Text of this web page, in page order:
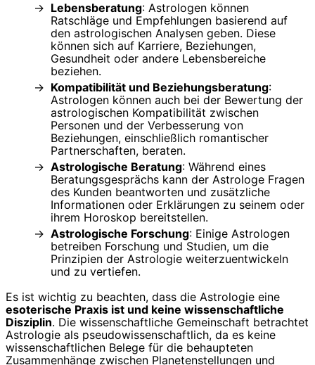
Lebensberatung: Astrologen können
Ratschläge und Empfehlungen basierend auf
den astrologischen Analysen geben. Diese
können sich auf Karriere, Beziehungen,
Gesundheit oder andere Lebensbereiche
beziehen.
Kompatibilität und Beziehungsberatung:
Astrologen können auch bei der Bewertung der
astrologischen Kompatibilität zwischen
Personen und der Verbesserung von
Beziehungen, einschließlich romantischer
Partnerschaften, beraten.
Astrologische Beratung: Während eines
Beratungsgesprächs kann der Astrologe Fragen
des Kunden beantworten und zusätzliche
Informationen oder Erklärungen zu seinem oder
ihrem Horoskop bereitstellen.
Astrologische Forschung: Einige Astrologen
betreiben Forschung und Studien, um die
Prinzipien der Astrologie weiterzuentwickeln
und zu vertiefen.
Es ist wichtig zu beachten, dass die Astrologie eine
esoterische Praxis ist und keine wissenschaftliche
Disziplin. Die wissenschaftliche Gemeinschaft betrachtet
Astrologie als pseudowissenschaftlich, da es keine
wissenschaftlichen Belege für die behaupteten
Zusammenhänge zwischen Planetenstellungen und